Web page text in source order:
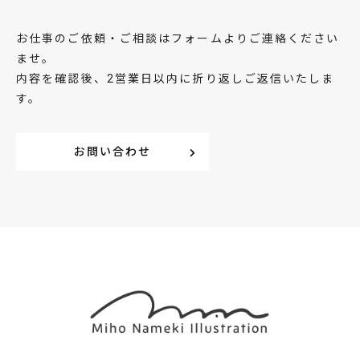
お仕事のご依頼・ご相談はフォームよりご連絡ください
ませ。
内容を確認後、2営業日以内に折り返しご返信いたしま
す。
お問い合わせ